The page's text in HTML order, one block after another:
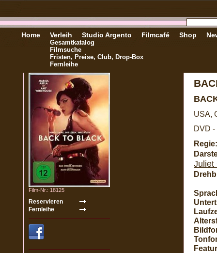
Home Verleih
Gesamtkatalog
Filmsuche
Fristen, Preise, Club, Drop-Box
Fernleihe
Studio Argento Filmcafé Shop
Film-Nr.: 18125
USA,
DVD -
Regie:
Juliet